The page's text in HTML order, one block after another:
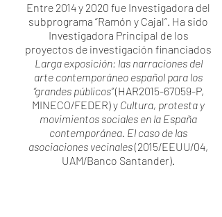
Entre 2014 y 2020 fue Investigadora del
subprograma “Ramón y Cajal”. Ha sido
Investigadora Principal de los
proyectos de investigación financiados
Larga exposición: las narraciones del
arte contemporáneo español para los
“grandes públicos”(HAR2015-67059-P,
MINECO/FEDER) y Cultura, protesta y
movimientos sociales en la España
contemporánea. El caso de las
asociaciones vecinales(2015/EEUU/04,
UAM/Banco Santander).